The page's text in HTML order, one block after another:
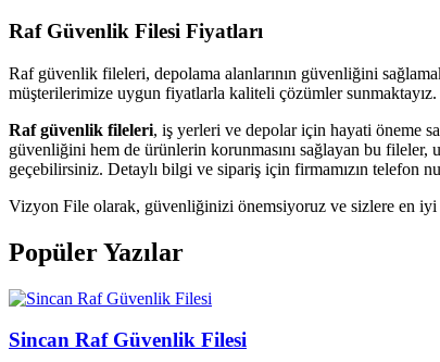
Raf Güvenlik Filesi Fiyatları
Raf güvenlik fileleri, depolama alanlarının güvenliğini
müşterilerimize uygun fiyatlarla kaliteli çözümler
Raf güvenlik fileleri, iş yerleri ve depolar için hayati öneme
güvenliğini hem de ürünlerin korunmasını sağlayan bu
geçebilirsiniz. Detaylı bilgi ve sipariş için firmamızın telefon
Vizyon File olarak, güvenliğinizi önemsiyoruz ve sizlere en iyi
Popüler Yazılar
Sincan Raf Güvenlik Filesi